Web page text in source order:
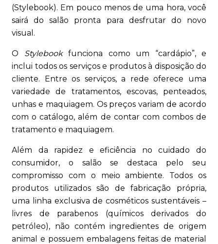
(Stylebook). Em pouco menos de uma hora, você
sairá do salão pronta para desfrutar do novo
visual.
O Stylebookfunciona como um “cardápio”, e
inclui todos os serviços e produtos à disposição do
cliente. Entre os serviços, a rede oferece uma
variedade de tratamentos, escovas, penteados,
unhas e maquiagem. Os preços variam de acordo
com o catálogo, além de contar com combos de
tratamento e maquiagem.
Além da rapidez e eficiência no cuidado do
consumidor, o salão se destaca pelo seu
compromisso com o meio ambiente. Todos os
produtos utilizados são de fabricação própria,
uma linha exclusiva de cosméticos sustentáveis –
livres de parabenos (químicos derivados do
petróleo), não contém ingredientes de origem
animal e possuem embalagens feitas de material